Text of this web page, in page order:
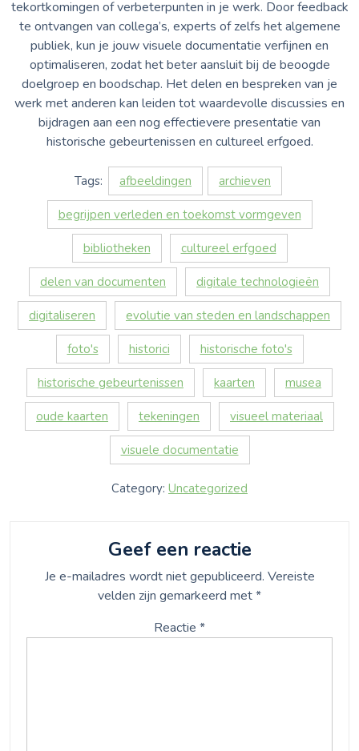
tekortkomingen of verbeterpunten in je werk. Door feedback
te ontvangen van collega’s, experts of zelfs het algemene
publiek, kun je jouw visuele documentatie verfijnen en
optimaliseren, zodat het beter aansluit bij de beoogde
doelgroep en boodschap. Het delen en bespreken van je
werk met anderen kan leiden tot waardevolle discussies en
bijdragen aan een nog effectievere presentatie van
historische gebeurtenissen en cultureel erfgoed.
Tags: afbeeldingen archieven
begrijpen verleden en toekomst vormgeven
bibliotheken cultureel erfgoed
delen van documenten digitale technologieën
digitaliseren evolutie van steden en landschappen
foto's historici historische foto's
historische gebeurtenissen kaarten musea
oude kaarten tekeningen visueel materiaal
visuele documentatie
Category: Uncategorized
Geef een reactie
Je e-mailadres wordt niet gepubliceerd. Vereiste
velden zijn gemarkeerd met*
Reactie *